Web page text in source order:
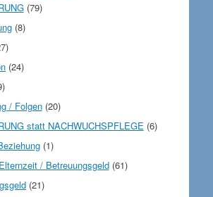
(79)
(8)
(24)
/ Folgen(20)
statt NACHWUCHSPFLEGE (6)
(1)
/ Betreuungsgeld(61)
(21)